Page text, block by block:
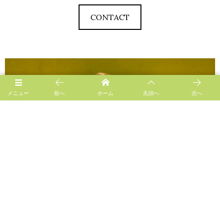
CONTACT
メニュー 前へ ホーム 先頭へ 次へ